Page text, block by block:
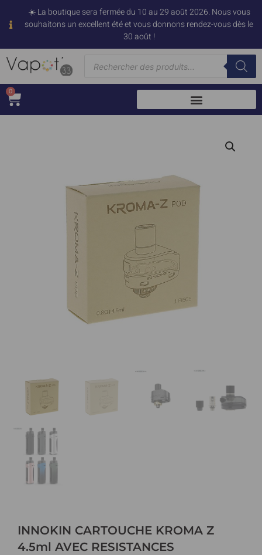
☀️ La boutique sera fermée du 10 au 29 août 2026. Nous vous
souhaitons un excellent été et vous donnons rendez-vous dès le
30 août !
0
INNOKIN CARTOUCHE KROMA Z
4.5ml AVEC RESISTANCES